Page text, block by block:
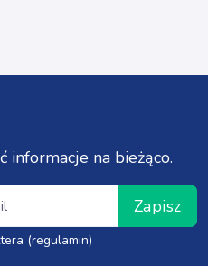
informacje na bieżąco.
Zapisz
(regulamin)